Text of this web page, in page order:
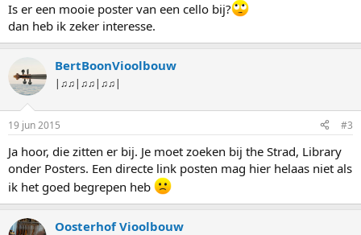
Is er een mooie poster van een cello bij?
dan heb ik zeker interesse.
BertBoonVioolbouw
|♫♫|♫♫|♫♫|
19 jun 2015 #3
Ja hoor, die zitten er bij. Je moet zoeken bij the Strad, Library
onder Posters. Een directe link posten mag hier helaas niet als
ik het goed begrepen heb
Oosterhof Vioolbouw